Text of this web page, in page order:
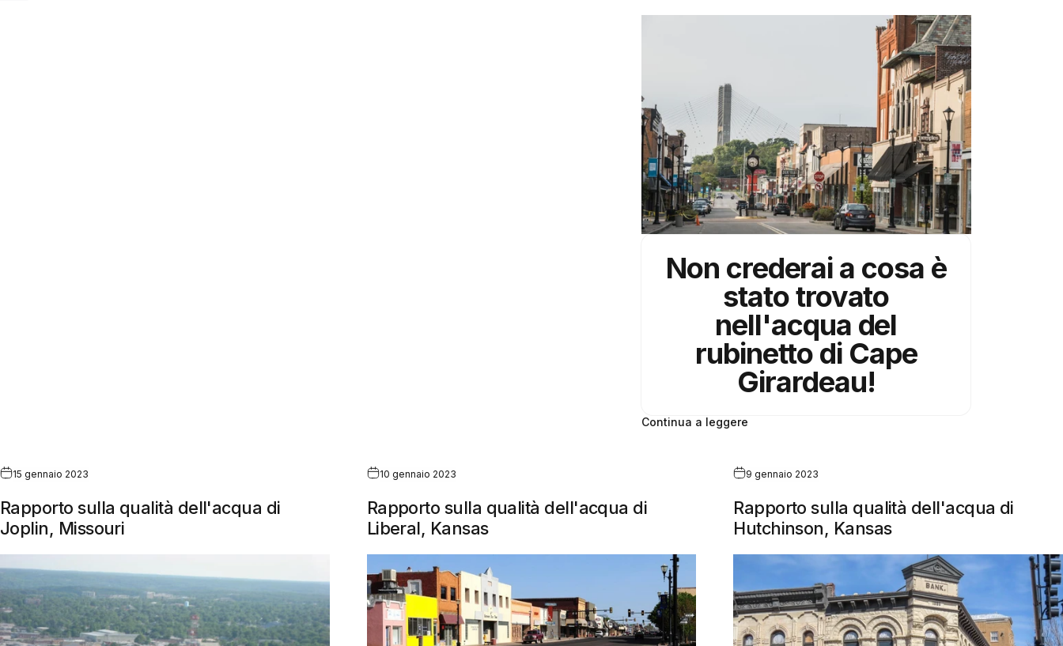
Non crederai a cosa è
stato trovato
nell'acqua del
rubinetto di Cape
Girardeau!
Continua a leggere
15 gennaio 2023
Rapporto sulla qualità dell'acqua di
Joplin, Missouri
10 gennaio 2023
Rapporto sulla qualità dell'acqua di
Liberal, Kansas
9 gennaio 2023
Rapporto sulla qualità dell'acqua di
Hutchinson, Kansas